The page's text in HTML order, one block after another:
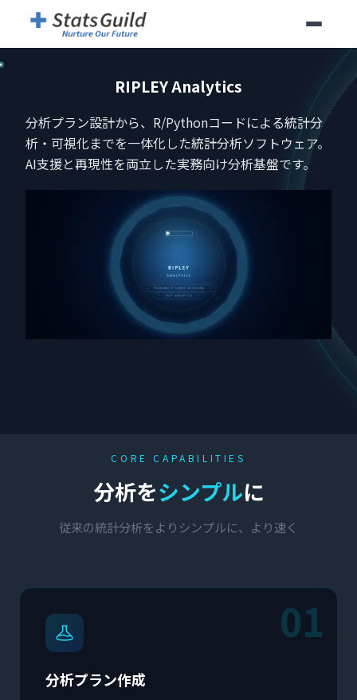
RIPLEY Analytics
分析プラン設計から、R/Pythonコードによる統計分
析・可視化までを一体化した統計分析ソフトウェア。
AI支援と再現性を両立した実務向け分析基盤です。
CORE CAPABILITIES
分析をシンプルに
従来の統計分析をよりシンプルに、より速く
01
分析プラン作成